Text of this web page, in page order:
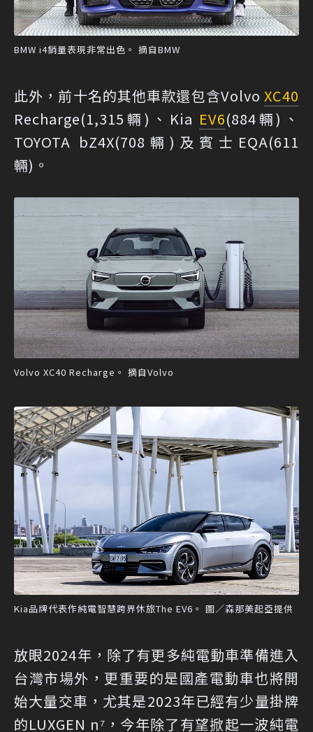
BMW i4銷量表現非常出色。 摘自BMW
此外，前十名的其他車款還包含Volvo XC40
Recharge(1,315輛)、Kia EV6(884輛)、
TOYOTA bZ4X(708輛)及賓士EQA(611
輛)。
Volvo XC40 Recharge。 摘自Volvo
Kia品牌代表作純電智慧跨界休旅The EV6。 圖／森那美起亞提供
放眼2024年，除了有更多純電動車準備進入
台灣市場外，更重要的是國產電動車也將開
始大量交車，尤其是2023年已經有少量掛牌
的LUXGEN n⁷，今年除了有望掀起一波純電